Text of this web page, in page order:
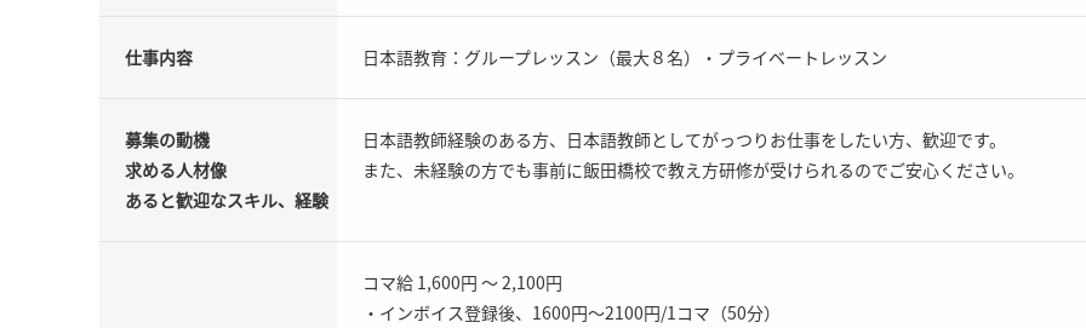
仕事内容 日本語教育：グループレッスン（最大８名）・プライベートレッスン
募集の動機
求める人材像
あると歓迎なスキル、経験
日本語教師経験のある方、日本語教師としてがっつりお仕事をしたい方、歓迎です。
また、未経験の方でも事前に飯田橋校で教え方研修が受けられるのでご安心ください。
コマ給 1,600円 ～ 2,100円
・インボイス登録後、1600円〜2100円/1コマ（50分）